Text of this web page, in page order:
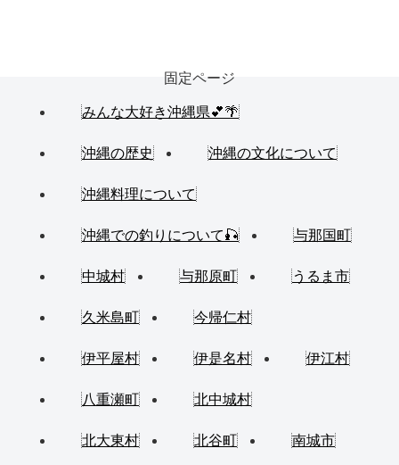
固定ページ
みんな大好き沖縄県💕🌴
沖縄の歴史 沖縄の文化について
沖縄料理について
沖縄での釣りについて🎣 与那国町
中城村 与那原町 うるま市
久米島町 今帰仁村
伊平屋村 伊是名村 伊江村
八重瀬町 北中城村
北大東村 北谷町 南城市